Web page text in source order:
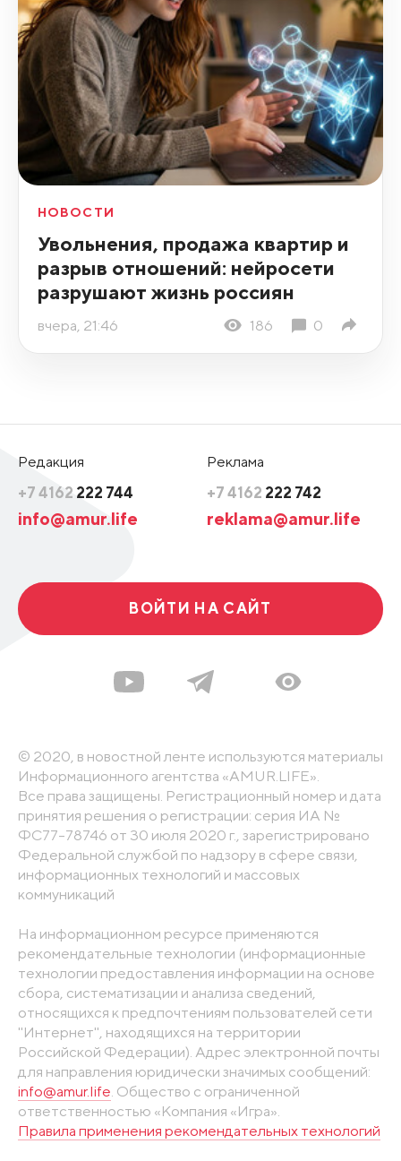
НОВОСТИ
Увольнения, продажа квартир и
разрыв отношений: нейросети
разрушают жизнь россиян
вчера, 21:46 186 0
Редакция
+7 4162 222 744
info@amur.life
Реклама
+7 4162 222 742
reklama@amur.life
ВОЙТИ НА САЙТ
© 2020, в новостной ленте используются материалы
Информационного агентства «AMUR.LIFE».
Все права защищены. Регистрационный номер и дата
принятия решения о регистрации: серия ИА №
ФС77-78746 от 30 июля 2020 г., зарегистрировано
Федеральной службой по надзору в сфере связи,
информационных технологий и массовых
коммуникаций
На информационном ресурсе применяются
рекомендательные технологии (информационные
технологии предоставления информации на основе
сбора, систематизации и анализа сведений,
относящихся к предпочтениям пользователей сети
"Интернет", находящихся на территории
Российской Федерации). Адрес электронной почты
для направления юридически значимых сообщений:
info@amur.life. Общество с ограниченной
ответственностью «Компания «Игра».
Правила применения рекомендательных технологий